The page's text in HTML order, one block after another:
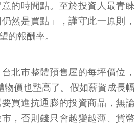
的時間點。至於投資人最青睞
然是買點」，謹守此一原則，
的報酬率。
北市整體預售屋的每坪價位，
物價也墊高了。假如薪資成長幅
買進抗通膨的投資商品，無論
，否則錢只會越變越薄、貨幣